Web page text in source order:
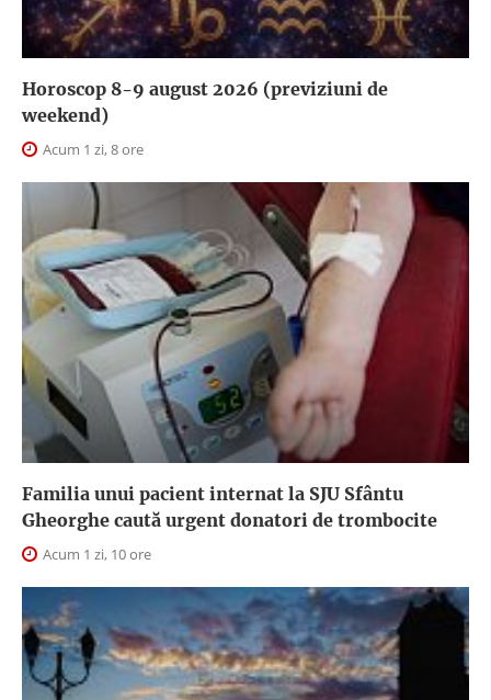
Horoscop 8-9 august 2026 (previziuni de
weekend)
Acum 1 zi, 8 ore
Familia unui pacient internat la SJU Sfântu
Gheorghe caută urgent donatori de trombocite
Acum 1 zi, 10 ore